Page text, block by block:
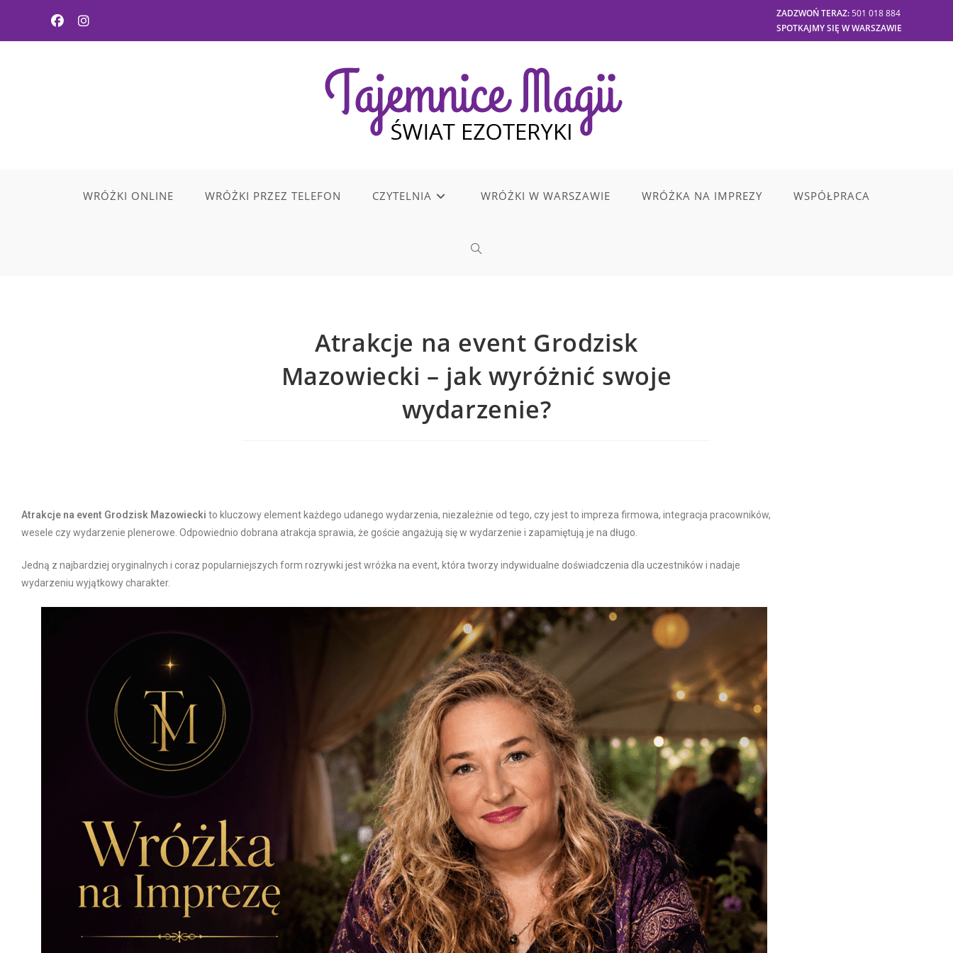
ZADZWOŃ TERAZ:501 018 884
SPOTKAJMY SIĘ W WARSZAWIE
WRÓŻKI ONLINE WRÓŻKI PRZEZ TELEFON CZYTELNIA WRÓŻKI W WARSZAWIE WRÓŻKA NA IMPREZY WSPÓŁPRACA
Atrakcje na event Grodzisk
Mazowiecki – jak wyróżnić swoje
wydarzenie?
Atrakcje na event Grodzisk Mazowiecki to kluczowy element każdego udanego wydarzenia, niezależnie od tego, czy jest to impreza firmowa, integracja pracowników,
wesele czy wydarzenie plenerowe. Odpowiednio dobrana atrakcja sprawia, że goście angażują się w wydarzenie i zapamiętują je na długo.
Jedną z najbardziej oryginalnych i coraz popularniejszych form rozrywki jest wróżka na event, która tworzy indywidualne doświadczenia dla uczestników i nadaje
wydarzeniu wyjątkowy charakter.